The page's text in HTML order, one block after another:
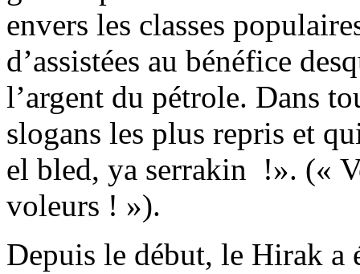
envers les classes
d’assistées au bénéfice
l’argent du pétrole. Dans
slogans les plus repris et
el bled, ya serrakin !». («
voleurs ! »).
Depuis le début, le Hirak a